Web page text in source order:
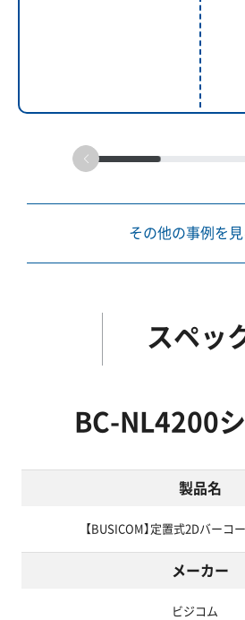
その他の事例を見
スペッ
BC-NL4200
製品名
【BUSICOM】定置式2Dバーコ
メーカー
ビジコム